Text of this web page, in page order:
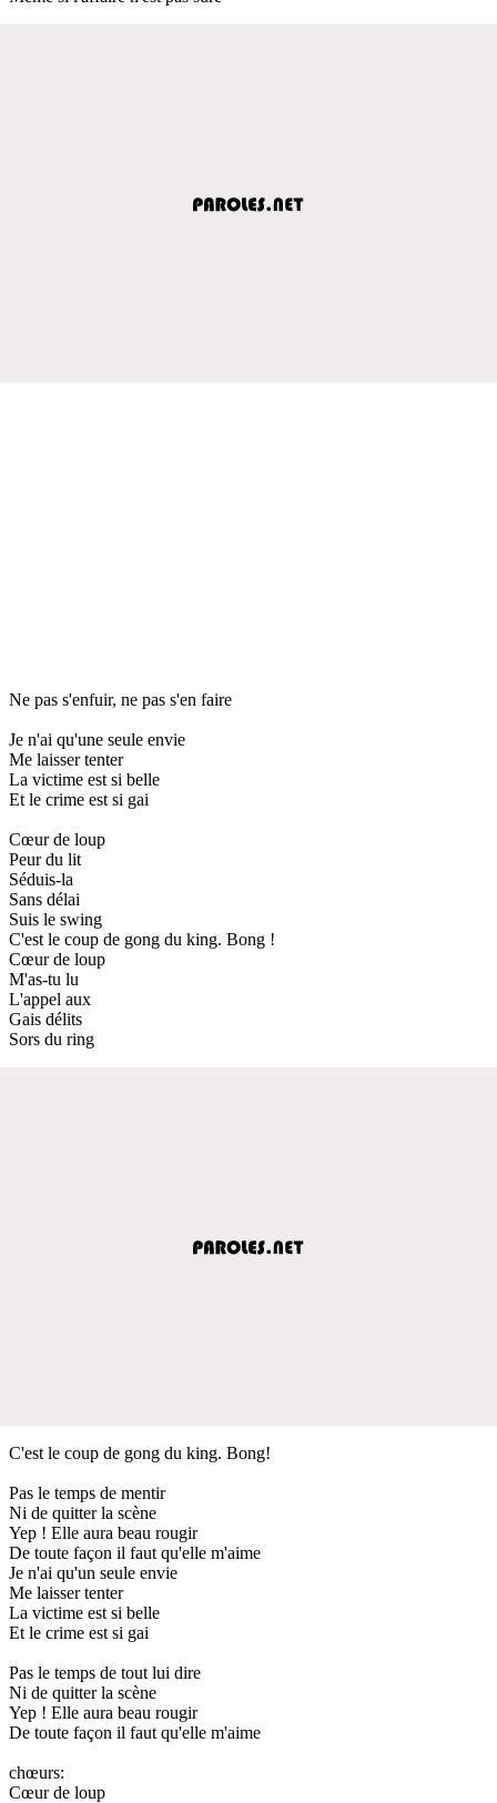
Ne pas s'enfuir, ne pas s'en faire
Je n'ai qu'une seule envie
Me laisser tenter
La victime est si belle
Et le crime est si gai
Cœur de loup
Peur du lit
Séduis-la
Sans délai
Suis le swing
C'est le coup de gong du king. Bong !
Cœur de loup
M'as-tu lu
L'appel aux
Gais délits
Sors du ring
C'est le coup de gong du king. Bong!
Pas le temps de mentir
Ni de quitter la scène
Yep ! Elle aura beau rougir
De toute façon il faut qu'elle m'aime
Je n'ai qu'un seule envie
Me laisser tenter
La victime est si belle
Et le crime est si gai
Pas le temps de tout lui dire
Ni de quitter la scène
Yep ! Elle aura beau rougir
De toute façon il faut qu'elle m'aime
chœurs:
Cœur de loup